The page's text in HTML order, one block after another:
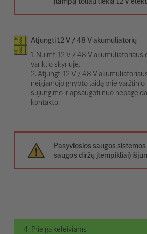
Atjungti 12 V / 48 V akumuliatorių
1. Nuimti 12 V / 48 V akumuliatoriaus
variklio skyriuje.
2. Atjungti 12 V / 48 V
neigiamojo gnybto laidą prie varžtinio
sujungimo ir apsaugoti nuo
kontakto.
Pasyviosios saugos
saugos diržų įtempikliai)
4. Prieiga keleiviams